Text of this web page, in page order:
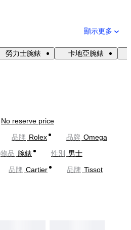
顯示更多
勞力士腕錶 卡地亞腕錶
No reserve price
品牌 Rolex 品牌 Omega
物品 腕錶 性別
男士
品牌 Cartier 品牌 Tissot